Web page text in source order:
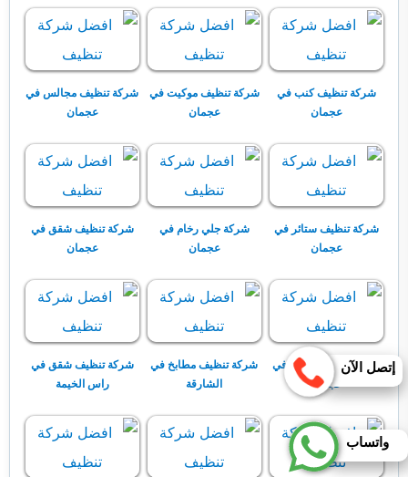
شركة تنظيف كنب في
عجمان
شركة تنظيف موكيت في
عجمان
شركة تنظيف مجالس في
عجمان
شركة تنظيف ستائر في
عجمان
شركة جلي رخام في
عجمان
شركة تنظيف شقق في
عجمان
شركة تنظيف مطابخ في
عجمان
شركة تنظيف مطابخ في
الشارقة
شركة تنظيف شقق في
راس الخيمة
إتصل الآن
واتساب